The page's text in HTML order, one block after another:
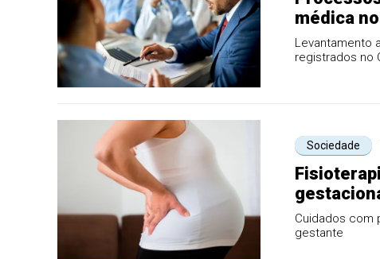
médica
Levantamento
registrados no
Sociedade
Cuidados com
gestante